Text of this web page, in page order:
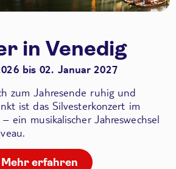
in Venedig
bis 02. Januar 2027
zum Jahresende ruhig und
ist das Silvesterkonzert im
ein musikalischer Jahreswechsel
Mehr erfahren